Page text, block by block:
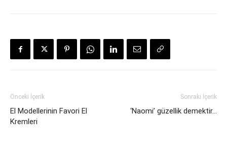
Önceki İçerik
El Modellerinin Favori El
Kremleri
Sonraki İçerik
‘Naomi’ güzellik demektir…